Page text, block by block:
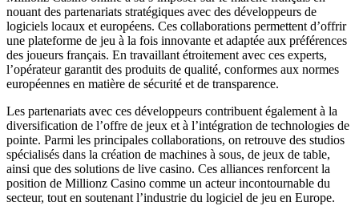
nouant des partenariats stratégiques avec des développeurs de
logiciels locaux et européens. Ces collaborations permettent d’offrir
une plateforme de jeu à la fois innovante et adaptée aux préférences
des joueurs français. En travaillant étroitement avec ces experts,
l’opérateur garantit des produits de qualité, conformes aux normes
européennes en matière de sécurité et de transparence.
Les partenariats avec ces développeurs contribuent également à la
diversification de l’offre de jeux et à l’intégration de technologies de
pointe. Parmi les principales collaborations, on retrouve des studios
spécialisés dans la création de machines à sous, de jeux de table,
ainsi que des solutions de live casino. Ces alliances renforcent la
position de Millionz Casino comme un acteur incontournable du
secteur, tout en soutenant l’industrie du logiciel de jeu en Europe.